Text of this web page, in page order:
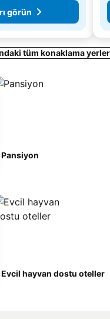
görün
tüm konaklama
Pansiyon
Evcil hayvan dostu oteller